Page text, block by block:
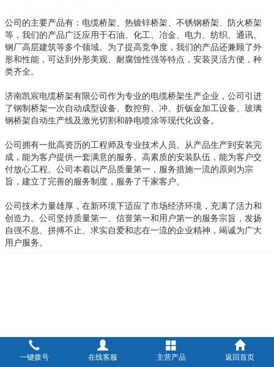
公司的主要产品有：电缆桥架、热镀锌桥架、不锈钢桥架、防火桥架
等，我们的产品广泛应用于石油、化工、冶金、电力、纺织、通讯、
钢厂高层建筑等多个领域。为了提高竞争度，我们的产品还兼顾了外
形和性能，可达到外形美观、耐腐蚀性强等特点，安装灵活方便，种
类齐全。
济南凯宸电缆桥架有限公司作为专业的电缆桥架生产企业，公司引进
了钢制桥架一次自动成型设备、数控剪、冲、折钣金加工设备、玻璃
钢桥架自动生产线及激光切割和静电喷涂等现代化设备。
公司拥有一批高资历的工程师及专业技术人员。从产品生产到安装完
成，能为客户提供一套满意的服务。高素质的安装队伍，能为客户交
付放心工程。公司本着以产品质量第一，服务措施一流的原则为宗
旨，建立了完善的服务制度，服务了千家客户。
公司技术力量雄厚，在新环境下适应了市场经济环境，充满了活力和
创造力。公司坚持质量第一、信誉第一和用户第一的服务宗旨，发扬
自强不息、拼搏不止、求实自爱和志在一流的企业精神，竭诚为广大
用户服务。
一键拨号 在线客服 主营产品 返回首页